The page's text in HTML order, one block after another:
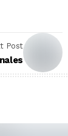
Post